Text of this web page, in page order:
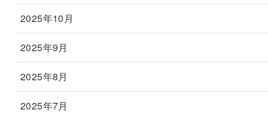
2025年10月
2025年9月
2025年8月
2025年7月